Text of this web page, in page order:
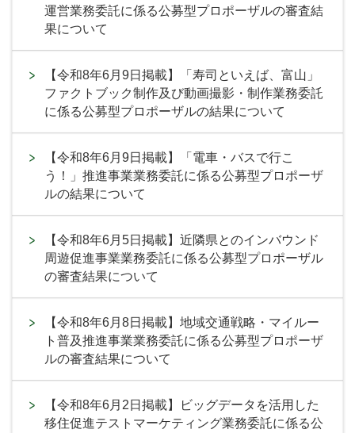
運営業務委託に係る公募型プロポーザルの審査結
果について
【令和8年6月9日掲載】「寿司といえば、富山」
ファクトブック制作及び動画撮影・制作業務委託
に係る公募型プロポーザルの結果について
【令和8年6月9日掲載】「電車・バスで行こ
う！」推進事業業務委託に係る公募型プロポーザ
ルの結果について
【令和8年6月5日掲載】近隣県とのインバウンド
周遊促進事業業務委託に係る公募型プロポーザル
の審査結果について
【令和8年6月8日掲載】地域交通戦略・マイルー
ト普及推進事業業務委託に係る公募型プロポーザ
ルの審査結果について
【令和8年6月2日掲載】ビッグデータを活用した
移住促進テストマーケティング業務委託に係る公